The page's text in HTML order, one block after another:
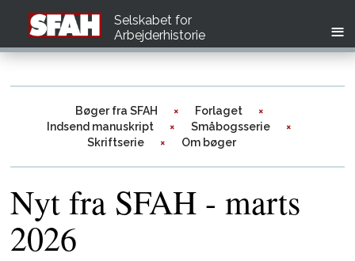
Selskabet for
Arbejderhistorie
Bøger fra SFAH
Forlaget
Indsend manuskript
Småbogsserie
Skriftserie
Om bøger
Nyt fra SFAH - marts
2026